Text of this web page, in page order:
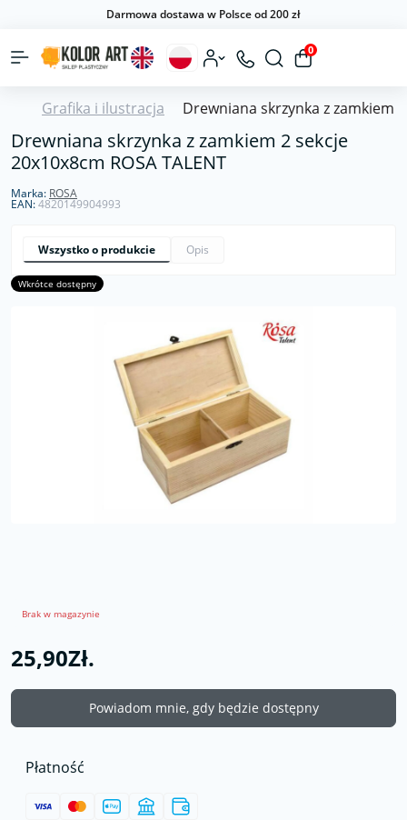
Darmowa dostawa w Polsce od 200 zł
0
Grafika i ilustracja Drewniana skrzynka z zamkiem
Drewniana skrzynka z zamkiem 2 sekcje
20х10х8cm ROSA TALENT
Marka: ROSA
EAN:4820149904993
Wszystko o produkcie Opis
Wkrótce dostępny
Brak w magazynie
25,90Zł.
Powiadom mnie, gdy będzie dostępny
Płatność